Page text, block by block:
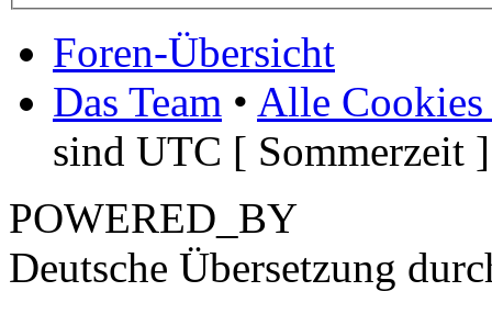
Foren-Übersicht
Das Team • Alle Cookies
sind UTC [ Sommerzeit ]
POWERED_BY
Deutsche Übersetzung